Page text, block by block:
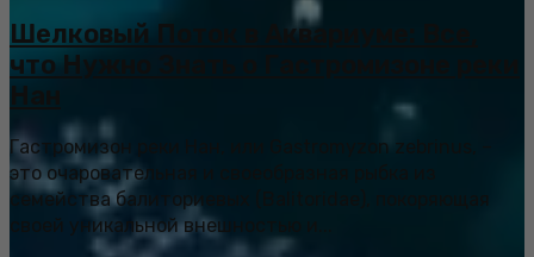
Шелковый Поток в Аквариуме: Все,
что Нужно Знать о Гастромизоне реки
Нан
Гастромизон реки Нан, или Gastromyzon zebrinus, –
это очаровательная и своеобразная рыбка из
семейства балиториевых (Balitoridae), покоряющая
своей уникальной внешностью и...